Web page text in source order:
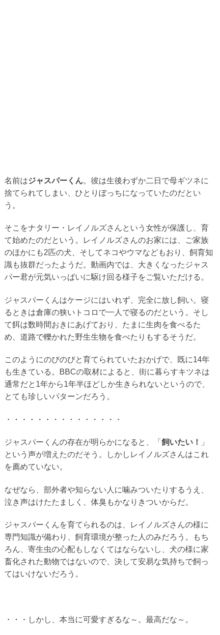
名前はジャスパーくん。彼は生後わずか二日で母ギツネに
捨てられてしまい、ひとりぼっちになっていたのだとい
う。
そこをナタリー・レイノルズさんという女性が保護し、育
て始めたのだという。レイノルズさんのお家には、ご家族
のほかにも2匹の犬、そしてネコやウマなどもおり、飼育知
識も抜群だったようだ。動画内では、大きくなったジャス
パー君が元気いっぱいに駆け回る様子をご覧いただける。
ジャスパーくんはケージにはいれず、完全に放し飼い。寝
るときは倉庫の狭いトコロで一人で寝るのだという。そし
て餌は数時間おきにあげており、たまに生肉を食べるた
め、道路で轢かれた野生生物を食べたりもするそうだ。
このようにのびのびと育てられていたおかげで、既に14年
も生きている。BBCの取材によると、街に暮らすキツネは
通常だと1年から1年半ほどしか生きられないというので、
とても珍しいパターンだろう。
・・・・・・・・・・・・・・・
ジャスパーくんの存在が明らかになると、「 飼いたい！
」
という声が増えたのだそう。しかしレイノルズさんはこれ
を薦めていない。
なぜなら、部外者や知らない人に噛みついたりするうえ、
泣き声はけたたましく、体臭もかなりきついからだ。
ジャスパーくんを育てられるのは、レイノルズさんの様に
専門知識が備わり、飼育環境が整った人のみだろう。もち
ろん、寄生虫の心配もしなくてはならないし、犬の様に家
畜化された動物ではないので、決して安易な気持ちで飼っ
てはいけないだろう。
・・・しかし、本当に可愛すぎるな～。最高だな～。